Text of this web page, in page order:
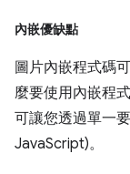
內嵌優缺點
圖片內嵌程式碼
麼要使用內嵌程
可讓您透過單一
JavaScript)。